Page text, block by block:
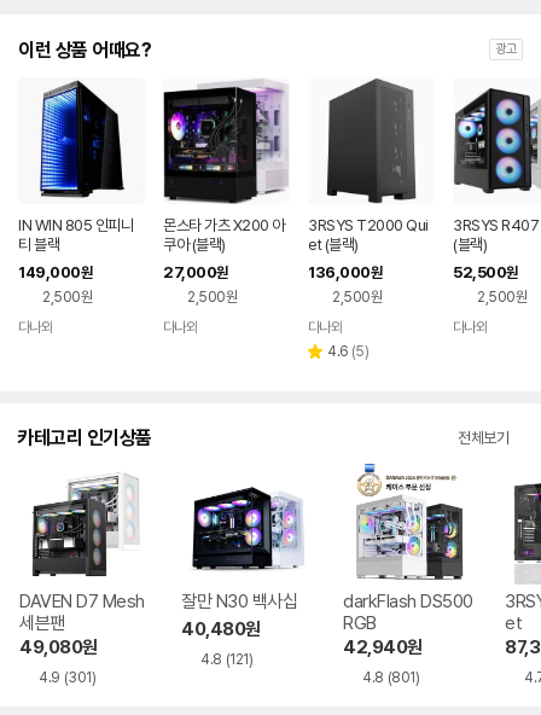
이런 상품 어때요? 광고
IN WIN 805 인피니
티 블랙
149,000원
2,500원
다나와
몬스타 가츠 X200 아
쿠아 (블랙)
27,000원
2,500원
다나와
3RSYS T2000 Qui
et (블랙)
136,000원
2,500원
페이
다나와
별 4.6 리
(5)
3RSYS R407
(블랙)
52,500원
2,500원
다나와
카테고리 인기상품 전체보기
DAVEN D7 Mesh
세븐팬
49,080원
4.9 (301)
잘만 N30 백사십
40,480원
4.8 (121)
darkFlash DS500
RGB
42,940원
4.8 (801)
et